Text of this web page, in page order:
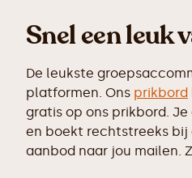
Snel een leuk
De leukste
platformen. Ons prikbord
gratis op ons prikbord.
en boekt rechtstreeks bij
aanbod naar jou mailen.